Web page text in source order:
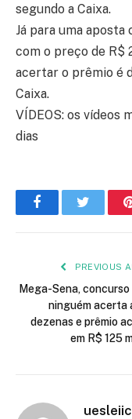
segundo a Caixa.
Já para uma aposta
com o preço de R$
acertar o prêmio é
Caixa.
VÍDEOS: os vídeos
dias
FacebookTwitter
PREVIOUS
Mega-Sena, concurso
ninguém acerta
dezenas e prêmio
em R$ 125